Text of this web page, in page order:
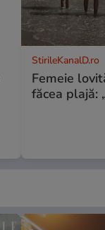
StirileKanalD.ro
Femeie
făcea plajă: